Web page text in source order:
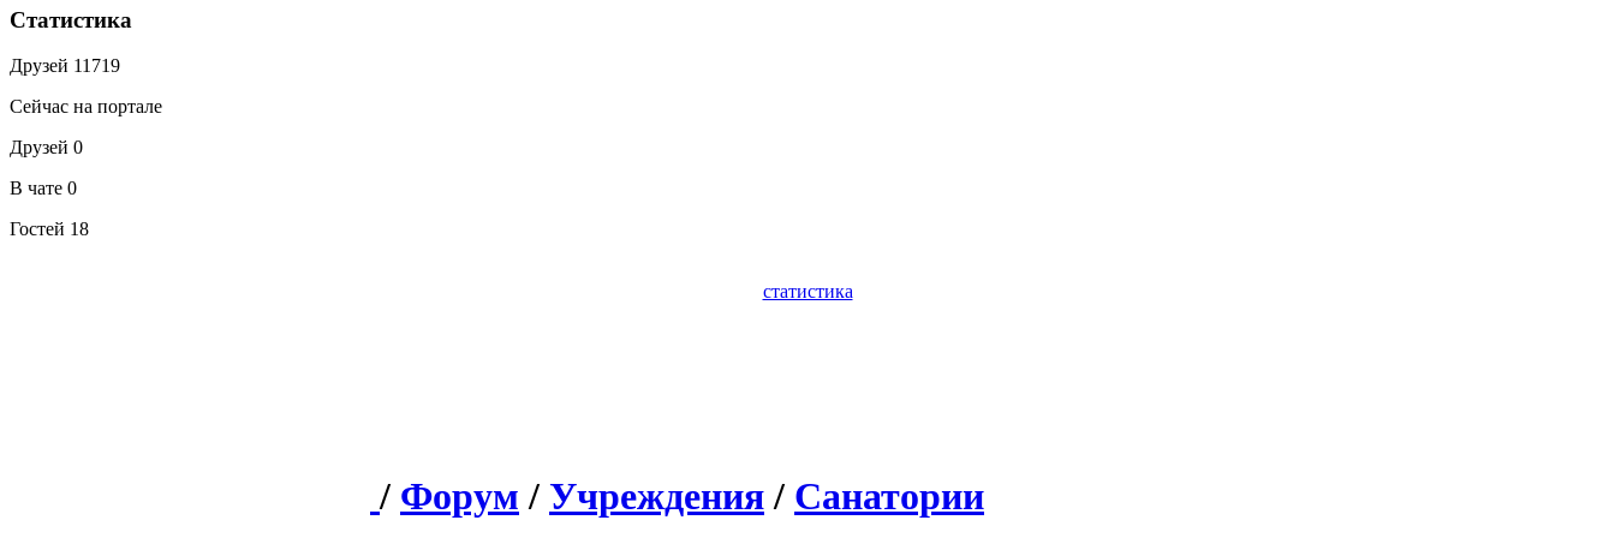
Статистика
Друзей 11719
Сейчас на портале
Друзей 0
В чате 0
Гостей 18
статистика
/ Форум / Учреждения / Санатории